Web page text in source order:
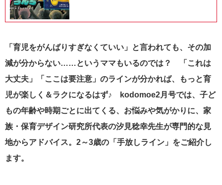
「育児をがんばりすぎなくていい」と言われても、その加
減が分からない……というママもいるのでは？ 「これは
大丈夫」「ここは要注意」のラインが分かれば、もっと育
児が楽しく＆ラクになるはず♪ kodomoe2月号では、子ど
もの年齢や時期ごとに出てくる、お悩みや気がかりに、家
族・保育デザイン研究所代表の汐見稔幸先生が専門的な見
地からアドバイス。2～3歳の「手放しライン」をご紹介し
ます。